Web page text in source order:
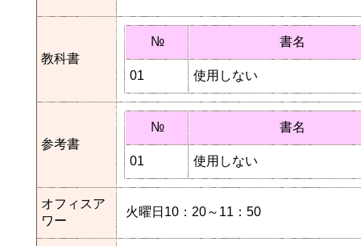
教科書
№ 書名
01 使用しない
参考書
№ 書名
01 使用しない
オフィスア
ワー
火曜日10：20～11：50